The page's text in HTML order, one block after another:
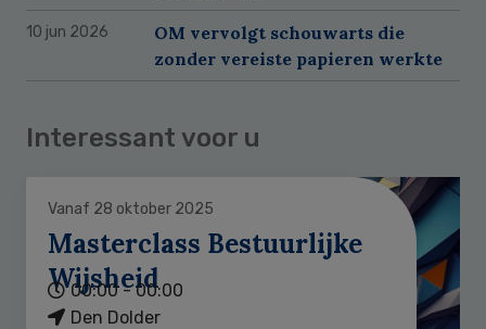
10 jun 2026
OM vervolgt schouwarts die
zonder vereiste papieren werkte
Interessant voor u
Vanaf 28 oktober 2025
Masterclass Bestuurlijke
Wijsheid
00:00 - 00:00
Den Dolder